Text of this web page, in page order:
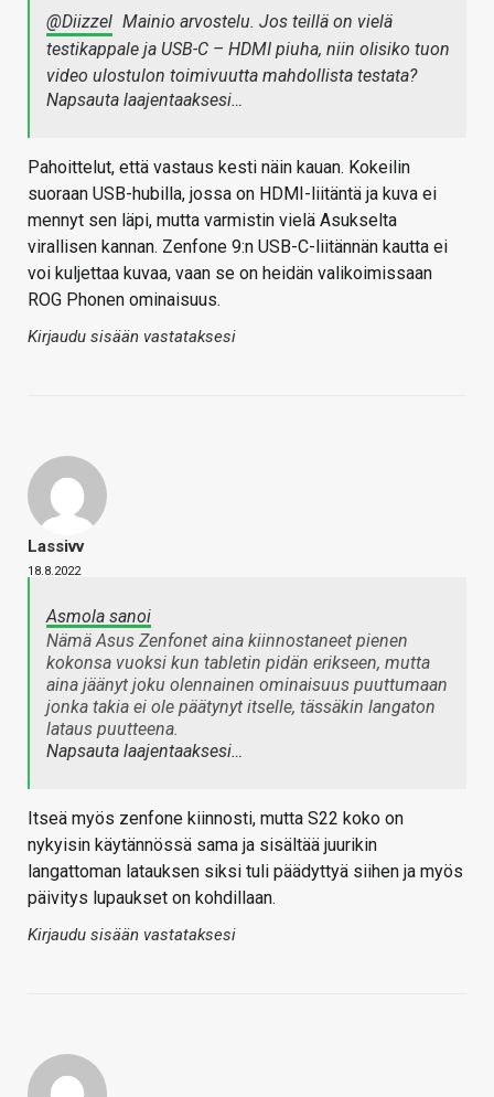
@Diizzel Mainio arvostelu. Jos teillä on vielä
testikappale ja USB-C – HDMI piuha, niin olisiko tuon
video ulostulon toimivuutta mahdollista testata?
Napsauta laajentaaksesi…
Pahoittelut, että vastaus kesti näin kauan. Kokeilin
suoraan USB-hubilla, jossa on HDMI-liitäntä ja kuva ei
mennyt sen läpi, mutta varmistin vielä Asukselta
virallisen kannan. Zenfone 9:n USB-C-liitännän kautta ei
voi kuljettaa kuvaa, vaan se on heidän valikoimissaan
ROG Phonen ominaisuus.
Kirjaudu sisään vastataksesi
Lassivv
18.8.2022
Asmola sanoi
Nämä Asus Zenfonet aina kiinnostaneet pienen
kokonsa vuoksi kun tabletin pidän erikseen, mutta
aina jäänyt joku olennainen ominaisuus puuttumaan
jonka takia ei ole päätynyt itselle, tässäkin langaton
lataus puutteena.
Napsauta laajentaaksesi…
Itseä myös zenfone kiinnosti, mutta S22 koko on
nykyisin käytännössä sama ja sisältää juurikin
langattoman latauksen siksi tuli päädyttyä siihen ja myös
päivitys lupaukset on kohdillaan.
Kirjaudu sisään vastataksesi